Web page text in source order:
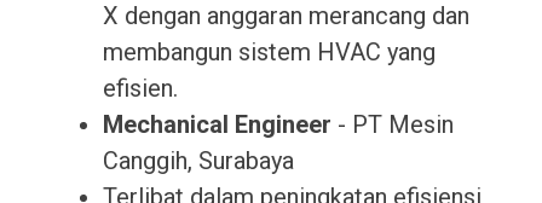
X dengan anggaran merancang dan
membangun sistem HVAC yang
efisien.
Mechanical Engineer - PT Mesin
Canggih, Surabaya
Terlibat dalam peningkatan efisiensi